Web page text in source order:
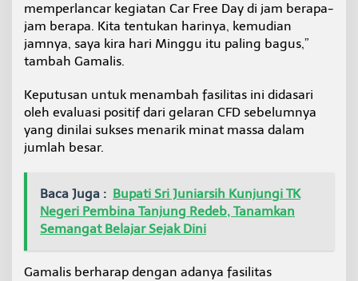
memperlancar kegiatan Car Free Day di jam berapa-
jam berapa. Kita tentukan harinya, kemudian
jamnya, saya kira hari Minggu itu paling bagus,”
tambah Gamalis.
Keputusan untuk menambah fasilitas ini didasari
oleh evaluasi positif dari gelaran CFD sebelumnya
yang dinilai sukses menarik minat massa dalam
jumlah besar.
Baca Juga : Bupati Sri Juniarsih Kunjungi TK
Negeri Pembina Tanjung Redeb, Tanamkan
Semangat Belajar Sejak Dini
Gamalis berharap dengan adanya fasilitas